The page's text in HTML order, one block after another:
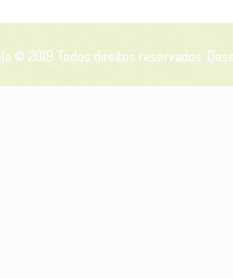
© 2019 Todos direitos reservados.